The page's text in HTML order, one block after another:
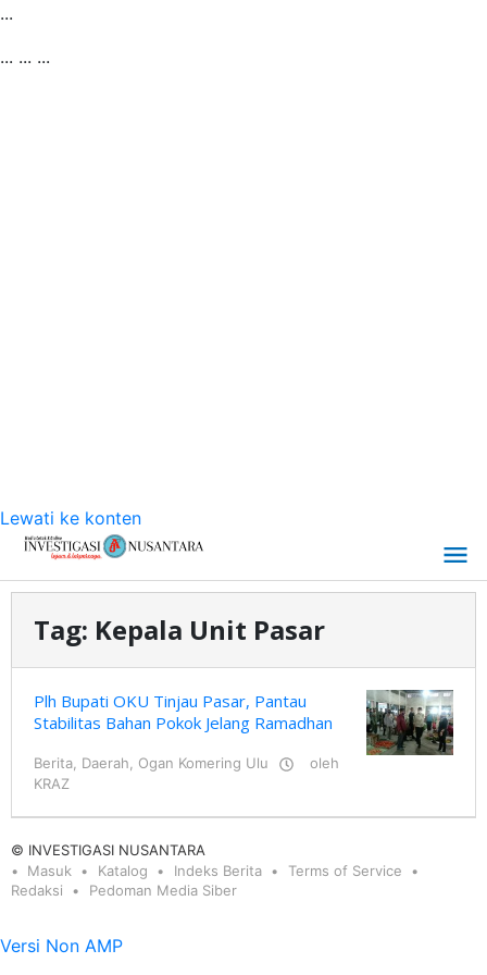
...
... ... ...
Lewati ke konten
Tag: Kepala Unit Pasar
Plh Bupati OKU Tinjau Pasar, Pantau
Stabilitas Bahan Pokok Jelang Ramadhan
Berita Daerah Ogan Komering Ulu
oleh
KRAZ
© INVESTIGASI NUSANTARA
Masuk
Katalog Indeks Berita
Terms of Service
Redaksi
Pedoman Media Siber
Versi Non AMP